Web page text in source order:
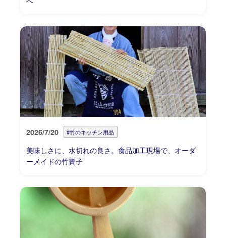
2026/7/20 #竹のキッチン用品
美味しさに、水切れの良さ。食品加工現場で、オーダ
ーメイドの竹簀子